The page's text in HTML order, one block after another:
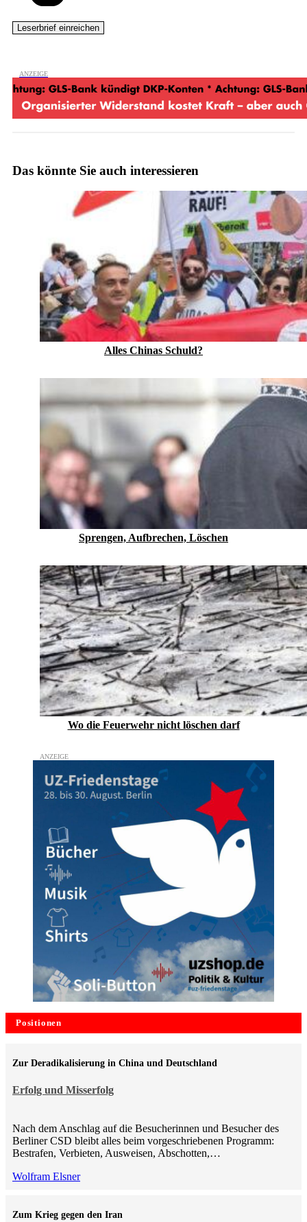
Das könnte Sie auch interessieren
Alles Chinas Schuld?
Sprengen, Aufbrechen, Löschen
Wo die Feuerwehr nicht löschen darf
Positionen
Erfolg und Misserfolg
Zur Deradikalisierung in China und Deutschland
Nach dem Anschlag auf die Besucherinnen und Besucher des
Berliner CSD bleibt alles beim vorgeschriebenen Programm:
Bestrafen, Verbieten, Ausweisen, Abschotten,…
Wolfram Elsner
Zum Krieg gegen den Iran